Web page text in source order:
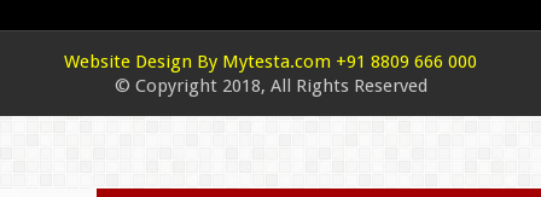
Website Design By Mytesta.com +91 8809 666 000
© Copyright 2018, All Rights Reserved